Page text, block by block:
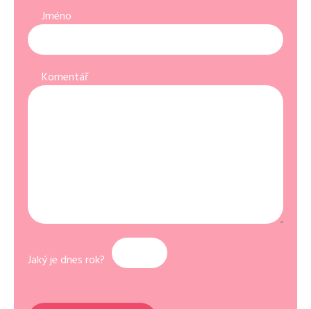
Jméno
Komentář
Jaký je dnes rok?